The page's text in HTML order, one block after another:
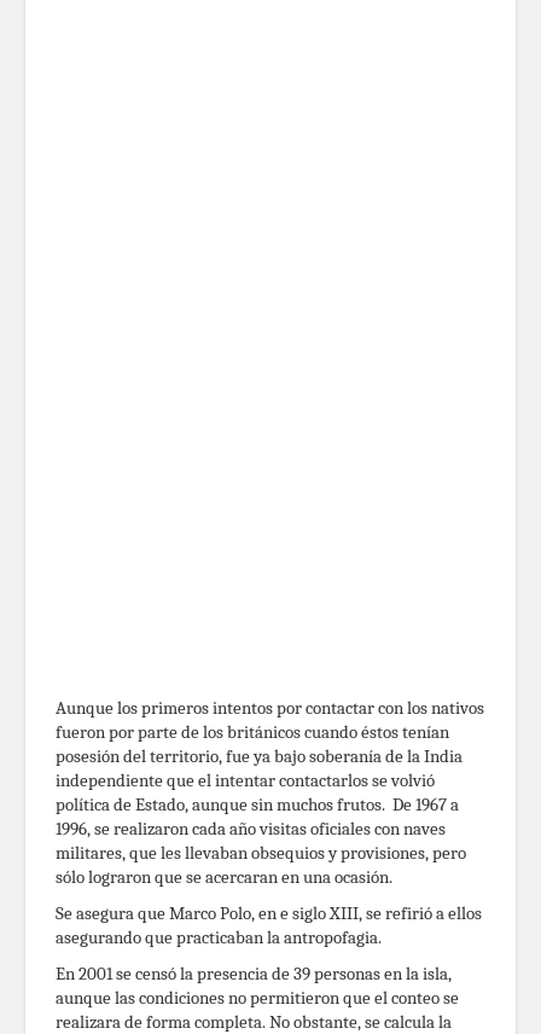
Aunque los primeros intentos por contactar con los nativos
fueron por parte de los británicos cuando éstos tenían
posesión del territorio, fue ya bajo soberanía de la India
independiente que el intentar contactarlos se volvió
política de Estado, aunque sin muchos frutos. De 1967 a
1996, se realizaron cada año visitas oficiales con naves
militares, que les llevaban obsequios y provisiones, pero
sólo lograron que se acercaran en una ocasión.
Se asegura que Marco Polo, en e siglo XIII, se refirió a ellos
asegurando que practicaban la antropofagia.
En 2001 se censó la presencia de 39 personas en la isla,
aunque las condiciones no permitieron que el conteo se
realizara de forma completa. No obstante, se calcula la